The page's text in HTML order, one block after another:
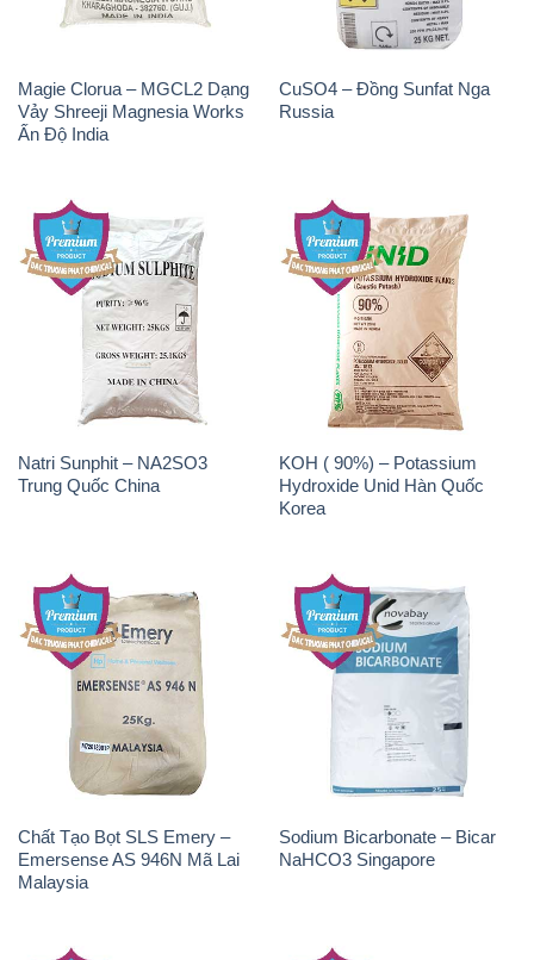
Natri Sunphit – NA2SO3
Trung Quốc China
KOH ( 90%) – Potassium
Hydroxide Unid Hàn Quốc
Chất Tạo Bọt SLS Emery –
Emersense AS 946N Mã Lai
Malaysia
Sodium Bicarbonate – Bicar
NaHCO3 Singapore